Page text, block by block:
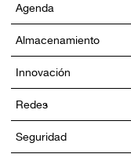
Agenda
Almacenamiento
Innovación
Redes
Seguridad